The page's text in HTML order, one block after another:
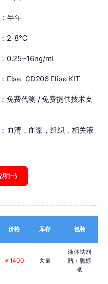
半年
：2-8℃
0.25~16ng/mL
Else CD206 Elisa KIT
免费代测 / 免费提供技术支
血清，血浆，组织，相关液
明书
价格 库存 包装
￥1400 大量
液体试剂
瓶＋酶标
板